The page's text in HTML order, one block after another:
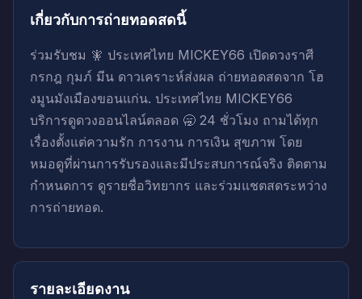
เกี่ยวกับการถ่ายทอดสดนี้
ร่วมรับชม 🧚 ประเทศไทย MICKEY66 เปิดดวงราศี
กรกฎ กุมภ์ มีน ดาวเคราะห์ส่งผล ถ่ายทอดสดจาก โฮ
งมูนมังเมืองขอนแก่น. ประเทศไทย MICKEY66
บริการดูดวงออนไลน์ตลอด 🥱 24 ชั่วโมง ถามได้ทุก
เรื่องตั้งแต่ความรัก การงาน การเงิน สุขภาพ โดย
หมอดูที่ผ่านการรับรองและมีประสบการณ์จริง ติดตาม
กำหนดการ ดูรายชื่อวิทยากร และร่วมแชตสดระหว่าง
การถ่ายทอด.
รายละเอียดงาน